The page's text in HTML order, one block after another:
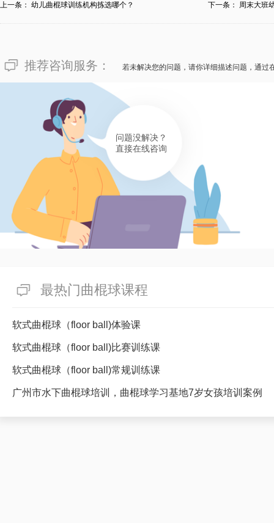
上一条： 幼儿曲棍球训练机构拣选哪个？ 下一条： 周末大班
推荐咨询服务： 若未解决您的问题，请你详细描述问题，通过
问题没解决？
直接在线咨询
最热门曲棍球课程
软式曲棍球（floor ball)体验课
软式曲棍球（floor ball)比赛训练课
软式曲棍球（floor ball)常规训练课
广州市水下曲棍球培训，曲棍球学习基地7岁女孩培训案例